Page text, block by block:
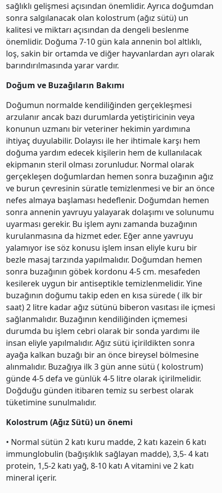
sağlıklı gelişmesi açısından önemlidir. Ayrıca doğumdan
sonra salgılanacak olan kolostrum (ağız sütü) un
kalitesi ve miktarı açısından da dengeli beslenme
önemlidir. Doğuma 7-10 gün kala annenin bol altlıklı,
loş, sakin bir ortamda ve diğer hayvanlardan ayrı olarak
barındırılmasında yarar vardır.
Doğum ve Buzağıların Bakımı
Doğumun normalde kendiliğinden gerçekleşmesi
arzulanır ancak bazı durumlarda yetiştiricinin veya
konunun uzmanı bir veteriner hekimin yardımına
ihtiyaç duyulabilir. Dolayısı ile her ihtimale karşı hem
doğuma yardım edecek kişilerin hem de kullanılacak
ekipmanın steril olması zorunludur. Normal olarak
gerçekleşen doğumlardan hemen sonra buzağının ağız
ve burun çevresinin süratle temizlenmesi ve bir an önce
nefes almaya başlaması hedeflenir. Doğumdan hemen
sonra annenin yavruyu yalayarak dolaşımı ve solunumu
uyarması gerekir. Bu işlem aynı zamanda buzağının
kurulanmasına da hizmet eder. Eğer anne yavruyu
yalamıyor ise söz konusu işlem insan eliyle kuru bir
bezle masaj tarzında yapılmalıdır. Doğumdan hemen
sonra buzağının göbek kordonu 4-5 cm. mesafeden
kesilerek uygun bir antiseptikle temizlenmelidir. Yine
buzağının doğumu takip eden en kısa sürede ( ilk bir
saat) 2 litre kadar ağız sütünü biberon vasıtası ile içmesi
sağlanmalıdır. Buzağının kendiliğinden içmemesi
durumda bu işlem cebri olarak bir sonda yardımı ile
insan eliyle yapılmalıdır. Ağız sütü içirildikten sonra
ayağa kalkan buzağı bir an önce bireysel bölmesine
alınmalıdır. Buzağıya ilk 3 gün anne sütü ( kolostrum)
günde 4-5 defa ve günlük 4-5 litre olarak içirilmelidir.
Doğduğu günden itibaren temiz su serbest olarak
tüketimine sunulmalıdır.
Kolostrum (Ağız Sütü) un önemi
• Normal sütün 2 katı kuru madde, 2 katı kazein 6 katı
immunglobulin (bağışıklık sağlayan madde), 3,5- 4 katı
protein, 1,5-2 katı yağ, 8-10 katı A vitamini ve 2 katı
mineral içerir.